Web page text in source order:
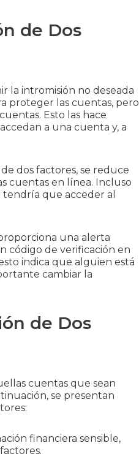
de Dos
la intromisión no deseada
proteger las cuentas, pero
Esto las hace
a una cuenta y, a
dos factores, se reduce
cuentas en línea. Incluso
que acceder al
una alerta
código de verificación en
indica que alguien está
cambiar la
de Dos
cuentas que sean
se presentan
financiera sensible,